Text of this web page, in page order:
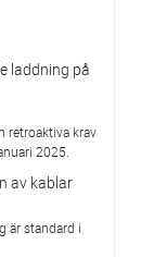
laddning på
retroaktiva krav
2025.
av kablar
är standard i